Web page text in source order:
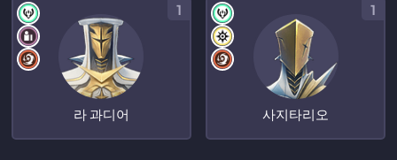
라 과디어
1
사지타리오
1